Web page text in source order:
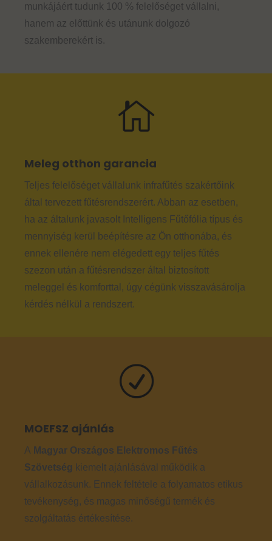
munkájáért tudunk 100 % felelőséget vállalni,
hanem az előttünk és utánunk dolgozó
szakemberekért is.
Meleg otthon garancia
Teljes felelőséget vállalunk infrafűtés szakértőink
által tervezett fűtésrendszerért. Abban az esetben,
ha az általunk javasolt Intelligens Fűtőfólia típus és
mennyiség kerül beépítésre az Ön otthonába, és
ennek ellenére nem elégedett egy teljes fűtés
szezon után a fűtésrendszer által biztosított
meleggel és komforttal, úgy cégünk visszavásárolja
kérdés nélkül a rendszert.
MOEFSZ ajánlás
A Magyar Országos Elektromos Fűtés
Szövetség kiemelt ajánlásával működik a
vállalkozásunk. Ennek feltétele a folyamatos etikus
tevékenység, és magas minőségű termék és
szolgáltatás értékesítése.